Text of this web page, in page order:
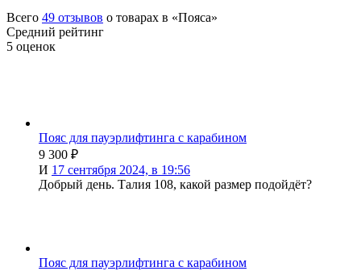
Всего 49 отзывов о товарах в «Пояса»
Средний рейтинг
5 оценок
Пояс для пауэрлифтинга с карабином
9 300 ₽
И 17 сентября 2024, в 19:56
Добрый день. Талия 108, какой размер подойдёт?
Пояс для пауэрлифтинга с карабином